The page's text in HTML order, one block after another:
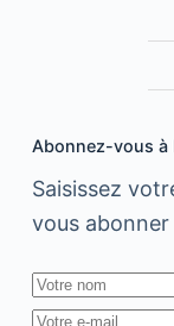
Abonnez-vous à
Saisissez
vous